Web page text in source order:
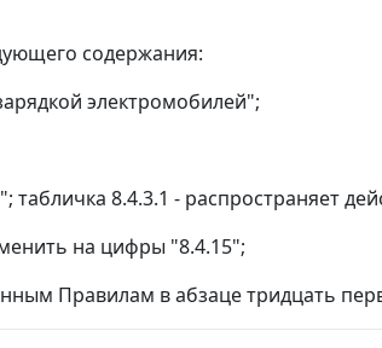
содержания:
электромобилей";
8.4.3.1 - распространяет
на цифры "8.4.15";
Правилам в абзаце тридцать